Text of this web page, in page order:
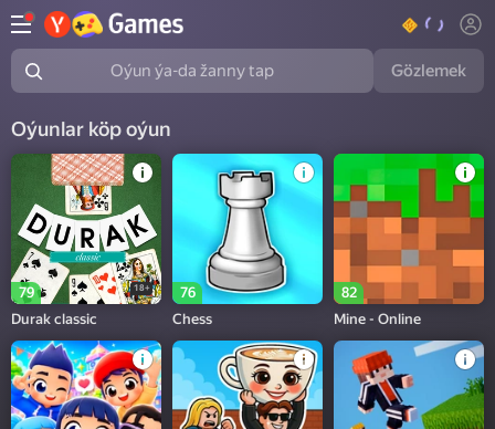
Oýun ýa-da žanny tap Gözlemek
Oýunlar köp oýun
79 18+
Durak classic
76
Chess
82
Mine - Online